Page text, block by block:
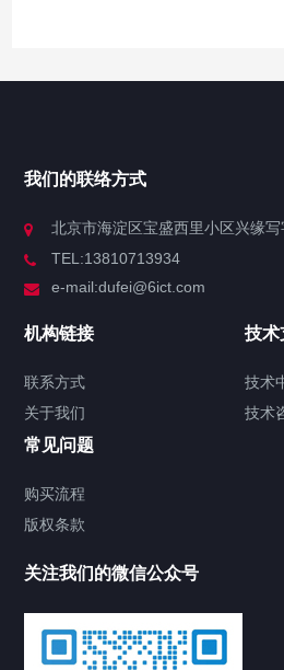
我们的联络方式
北京市海淀区宝盛西里小区兴缘写
TEL:13810713934
e-mail:dufei@6ict.com
机构链接
联系方式
关于我们
技术
技术
技术
常见问题
购买流程
版权条款
关注我们的微信公众号